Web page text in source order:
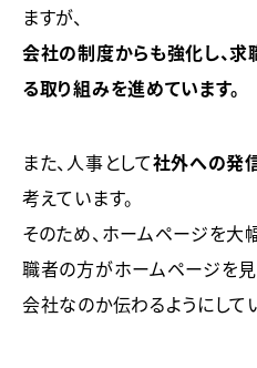
ますが、
会社の制度からも強化し、
る取り組みを進めています。
また、人事として社外への発
考えています。
そのため、 ホームページを大
職者の方がホームページを
会社なのか伝わるようにして